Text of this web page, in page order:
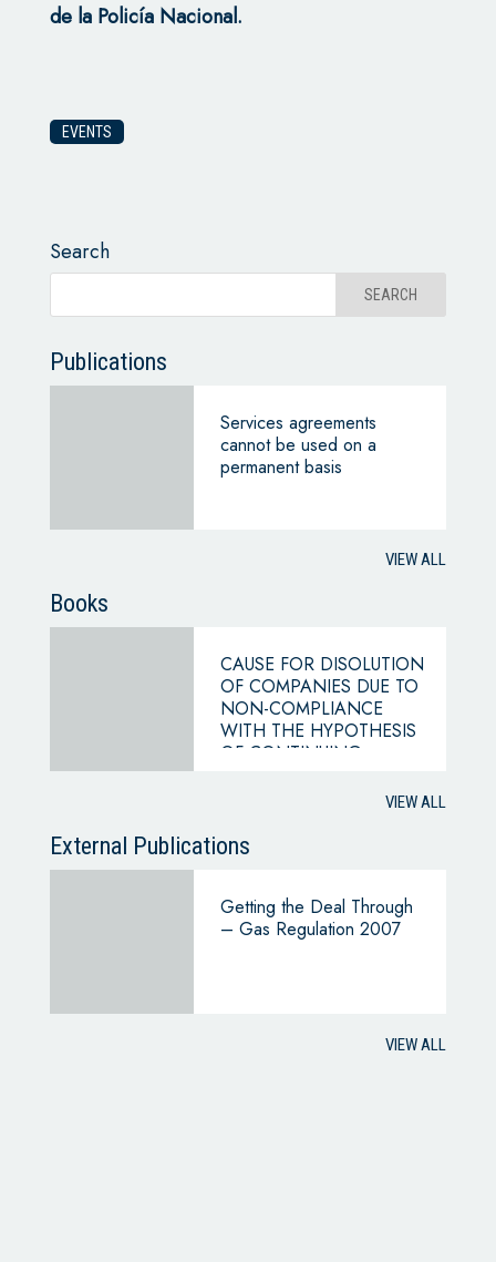
de la Policía Nacional.
EVENTS
Search
Publications
Services agreements
cannot be used on a
permanent basis
VIEW ALL
Books
CAUSE FOR DISOLUTION
OF COMPANIES DUE TO
NON-COMPLIANCE
WITH THE HYPOTHESIS
OF CONTINUING
VIEW ALL
External Publications
Getting the Deal Through
– Gas Regulation 2007
VIEW ALL